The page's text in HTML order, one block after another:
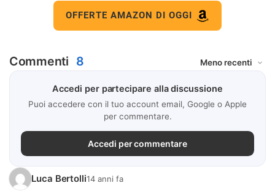
OFFERTE AMAZON DI OGGI
Commenti 8
Accedi per partecipare alla discussione
Puoi accedere con il tuo account email, Google o Apple
per commentare.
Accedi per commentare
Luca Bertolli14 anni fa